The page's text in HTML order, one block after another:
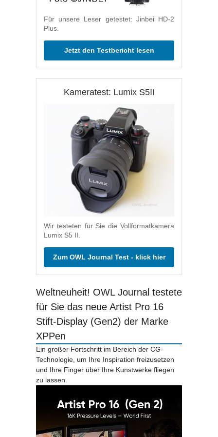
Für unsere Leser getestet: Jinbei HD-2
Plus.
Jetzt den Testbericht lesen
Kameratest: Lumix S5II
Wir testeten für Sie die Vollformatkamera
Lumix S5 II.
Zum OWL Journal Test - klick hier
Weltneuheit! OWL Journal testete
für Sie das neue Artist Pro 16
Stift-Display (Gen2) der Marke
XPPen
Ein großer Fortschritt im Bereich der CG-
Technologie, um Ihre Inspiration freizusetzen
und Ihre Finger über Ihre Kunstwerke fliegen
zu lassen.